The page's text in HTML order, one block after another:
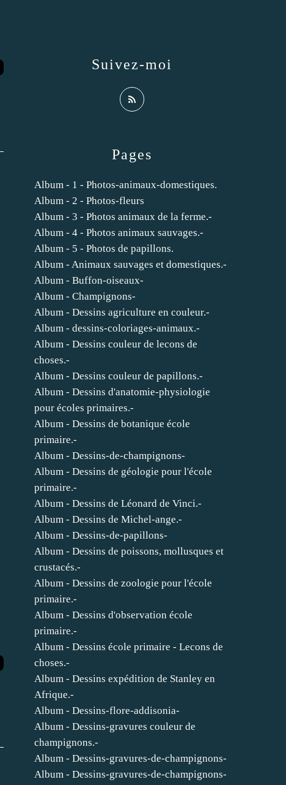
Pages
Album - 1 - Photos-animaux-domestiques.
Album - 2 - Photos-fleurs
Album - 3 - Photos animaux de la ferme.-
Album - 4 - Photos animaux sauvages.-
Album - 5 - Photos de papillons.
Album - Animaux sauvages et domestiques.-
Album - Buffon-oiseaux-
Album - Champignons-
Album - Dessins agriculture en couleur.-
Album - dessins-coloriages-animaux.-
Album - Dessins couleur de lecons de
choses.-
Album - Dessins couleur de papillons.-
Album - Dessins d'anatomie-physiologie
pour écoles primaires.-
Album - Dessins de botanique école
primaire.-
Album - Dessins-de-champignons-
Album - Dessins de géologie pour l'école
primaire.-
Album - Dessins de Léonard de Vinci.-
Album - Dessins de Michel-ange.-
Album - Dessins-de-papillons-
Album - Dessins de poissons, mollusques et
crustacés.-
Album - Dessins de zoologie pour l'école
primaire.-
Album - Dessins d'observation école
primaire.-
Album - Dessins école primaire - Lecons de
choses.-
Album - Dessins expédition de Stanley en
Afrique.-
Album - Dessins-flore-addisonia-
Album - Dessins-gravures couleur de
champignons.-
Album - Dessins-gravures-de-champignons-
Album - Dessins-gravures-de-champignons-
Suivez-moi